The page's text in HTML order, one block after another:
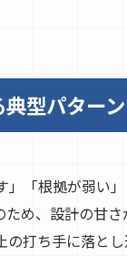
型パター
」「根拠が弱い
め、設計の甘
打ち手に落とし